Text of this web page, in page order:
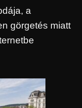
a
görgetés miatt